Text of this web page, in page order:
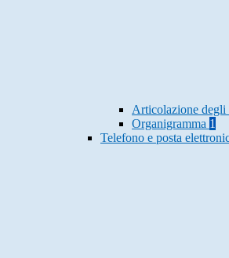
Articolazione
Organigramma 1
Telefono e posta